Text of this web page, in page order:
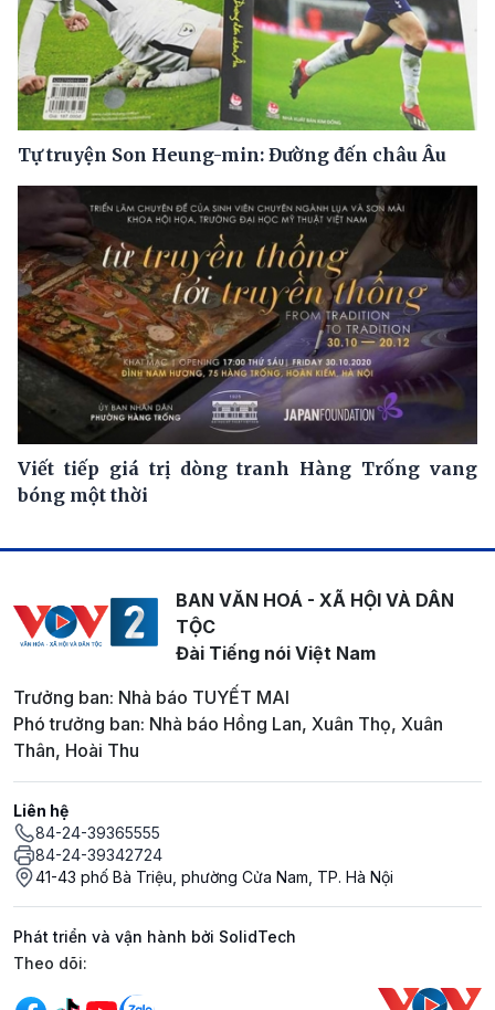
Tự truyện Son Heung-min: Đường đến châu Âu
Viết tiếp giá trị dòng tranh Hàng Trống vang
bóng một thời
BAN VĂN HOÁ - XÃ HỘI VÀ DÂN
TỘC
Đài Tiếng nói Việt Nam
Trưởng ban: Nhà báo TUYẾT MAI
Phó trưởng ban: Nhà báo Hồng Lan, Xuân Thọ, Xuân
Thân, Hoài Thu
Liên hệ
84-24-39365555
84-24-39342724
41-43 phố Bà Triệu, phường Cửa Nam, TP. Hà Nội
Phát triển và vận hành bởi SolidTech
Mạng xã hội
Theo dõi: